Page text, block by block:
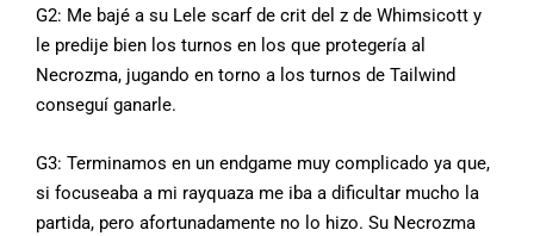
G2: Me bajé a su Lele scarf de crit del z de Whimsicott y
le predije bien los turnos en los que protegería al
Necrozma, jugando en torno a los turnos de Tailwind
conseguí ganarle.
G3: Terminamos en un endgame muy complicado ya que,
si focuseaba a mi rayquaza me iba a dificultar mucho la
partida, pero afortunadamente no lo hizo. Su Necrozma